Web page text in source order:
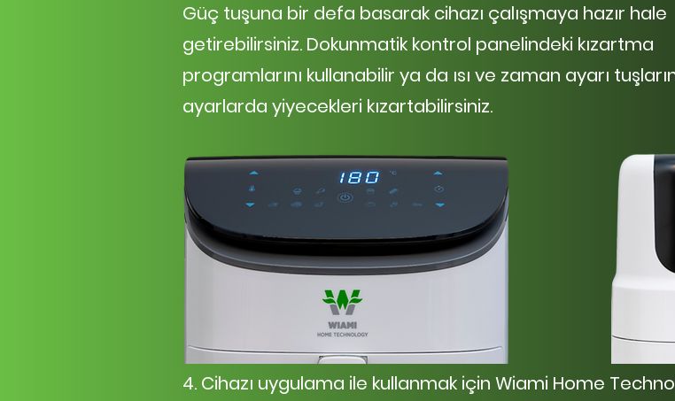
Güç tuşuna bir defa basarak cihazı çalışmaya hazır hale
getirebilirsiniz. Dokunmatik kontrol panelindeki kızartma
programlarını kullanabilir ya da ısı ve zaman ayarı
ayarlarda yiyecekleri kızartabilirsiniz.
4. Cihazı uygulama ile kullanmak için Wiami Home